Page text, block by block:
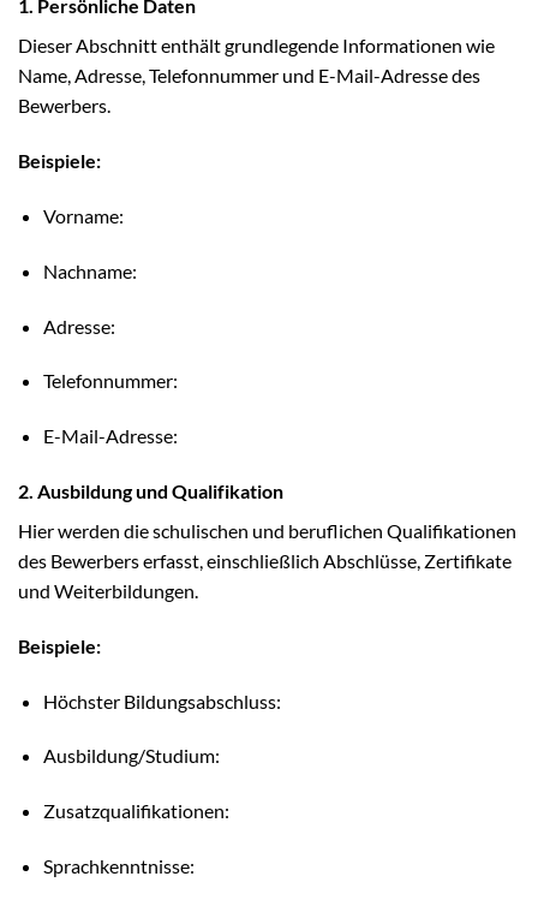
1. Persönliche Daten
Dieser Abschnitt enthält grundlegende Informationen wie
Name, Adresse, Telefonnummer und E-Mail-Adresse des
Bewerbers.
Beispiele:
Vorname:
Nachname:
Adresse:
Telefonnummer:
E-Mail-Adresse:
2. Ausbildung und Qualifikation
Hier werden die schulischen und beruflichen Qualifikationen
des Bewerbers erfasst, einschließlich Abschlüsse, Zertifikate
und Weiterbildungen.
Beispiele:
Höchster Bildungsabschluss:
Ausbildung/Studium:
Zusatzqualifikationen:
Sprachkenntnisse: